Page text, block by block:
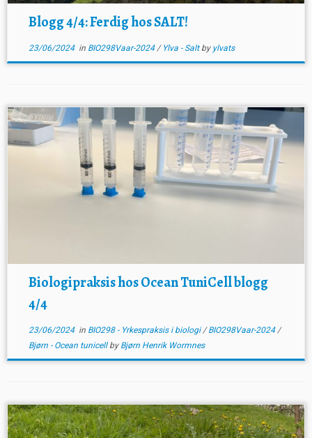
Blogg 4/4: Ferdig hos SALT!
23/06/2024in BIO298Vaar-2024/ Ylva - Salt by ylvats
Biologipraksis hos Ocean TuniCell blogg
4/4
23/06/2024in BIO298 - Yrkespraksis i biologi/BIO298Vaar-2024/
Bjørn - Ocean tunicellby Bjørn Henrik Wormnes